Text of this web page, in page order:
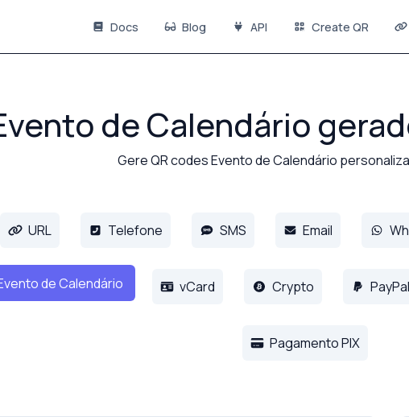
Docs Blog API Create QR
de Calendário
Gere QR codes Evento de Calendário
URL Telefone SMS Email
de Calendário vCard Crypto PayPal
Pagamento PIX